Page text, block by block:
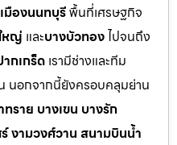
เมืองนนทบุรีพื้นที่เศรษฐกิจ
หญ่ และบางบัวทองไปจนถึง
ากเกร็ดเรามีช่างและทีม
นอกจากนี้ยังครอบคลุมย่าน
ทราย บางเขน บางรัก
งามวงศ์วาน สนามบินน้ำ